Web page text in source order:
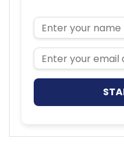
Name
Email Address